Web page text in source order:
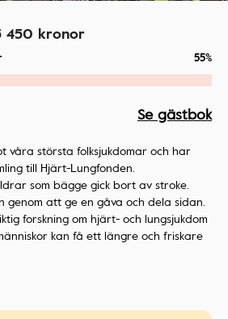
450 kronor
55%
Se gästbok
våra största folksjukdomar och har
till Hjärt-Lungfonden.
som bägge gick bort av stroke.
genom att ge en gåva och dela sidan.
forskning om hjärt- och lungsjukdom
kan få ett längre och friskare